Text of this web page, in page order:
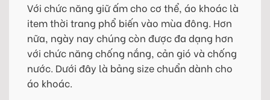
Với chức năng giữ ấm cho cơ thể, áo khoác là
item thời trang phổ biến vào mùa đông. Hơn
nữa, ngày nay chúng còn được đa dạng hơn
với chức năng chống nắng, cản gió và chống
nước. Dưới đây là bảng size chuẩn dành cho
áo khoác.